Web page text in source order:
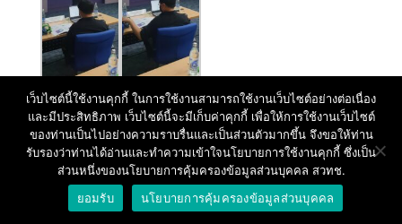
เว็บไซต์นี้ใช้งานคุกกี้ ในการใช้งานสามารถใช้งานเว็บไซต์อย่างต่อเนื่อง
และมีประสิทธิภาพ เว็บไซต์นี้จะมีเก็บค่าคุกกี้ เพื่อให้การใช้งานเว็บไซต์
ของท่านเป็นไปอย่างความราบรื่นและเป็นส่วนตัวมากขึ้น จึงขอให้ท่าน
รับรองว่าท่านได้อ่านและทำความเข้าใจนโยบายการใช้งานคุกกี้ ซึ่งเป็น
ส่วนหนึ่งของนโยบายการคุ้มครองข้อมูลส่วนบุคคล สวทช.
ยอมรับ
นโยบายการคุ้มครองข้อมูลส่วนบุคคล